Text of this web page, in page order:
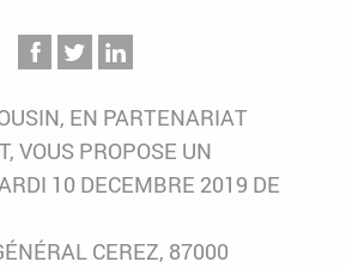
EN PARTENARIAT
VOUS PROPOSE UN
10 DECEMBRE 2019 DE
CEREZ, 87000